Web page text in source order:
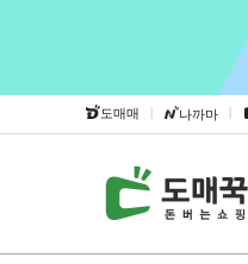
도매매 | 나까마 |